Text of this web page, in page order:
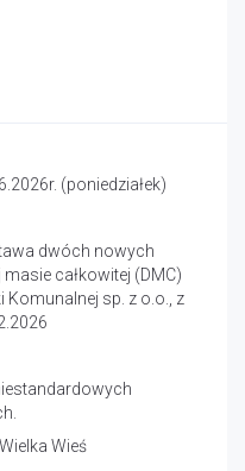
(poniedziałek)
dwóch nowych
całkowitej (DMC)
Komunalnej sp. z o.o., z
Wieś